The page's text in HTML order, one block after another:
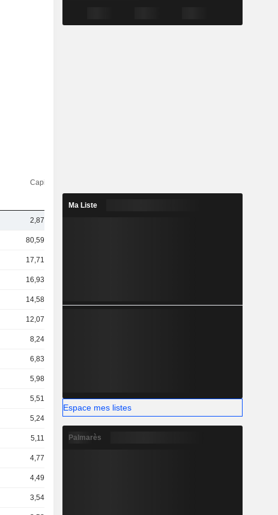
Capi.($)
2,87 Md
80,59 Md
17,71 Md
16,93 Md
14,58 Md
12,07 Md
8,24 Md
6,83 Md
5,98 Md
5,51 Md
5,24 Md
5,11 Md
4,77 Md
4,49 Md
3,54 Md
Ma Liste
Espace mes listes
Palmarès